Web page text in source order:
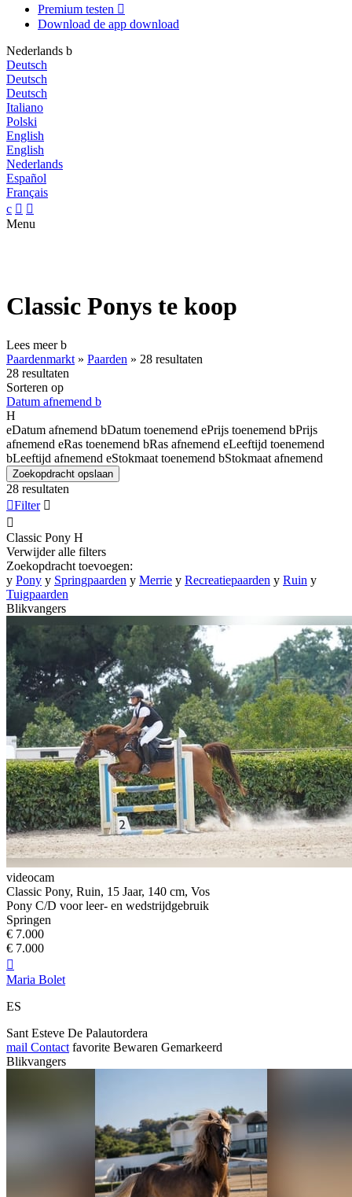
Premium testen 
Download de app download
Nederlands b
Deutsch
Deutsch
Deutsch
Italiano
Polski
English
English
Nederlands
Español
Français
c  
Menu
Classic Ponys te koop
Lees meerb
Paardenmarkt » Paarden » 28 resultaten
28 resultaten
Sorteren op
Datum afnemend b
H
eDatum afnemend bDatum toenemend ePrijs toenemend bPrijs
afnemend eRas toenemend bRas afnemend eLeeftijd toenemend
bLeeftijd afnemend eStokmaat toenemend bStokmaat afnemend
Zoekopdracht opslaan
28 resultaten
Filter 

Classic Pony H
Verwijder alle filters
Zoekopdracht toevoegen:
y Pony y Springpaarden y Merrie y Recreatiepaarden y Ruin y
Tuigpaarden
Blikvangers
videocam
Classic Pony, Ruin, 15 Jaar, 140 cm, Vos
Pony C/D voor leer- en wedstrijdgebruik
Springen
€ 7.000
€ 7.000

Maria Bolet
ES
Sant Esteve De Palautordera
mail Contact favorite Bewaren Gemarkeerd
Blikvangers